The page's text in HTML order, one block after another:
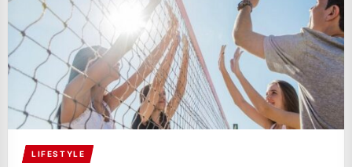
LIFESTYLE